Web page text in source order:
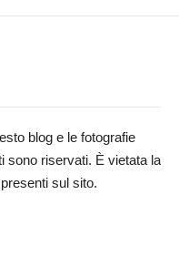
blog e le fotografie
sono riservati. È vietata la
sul sito.